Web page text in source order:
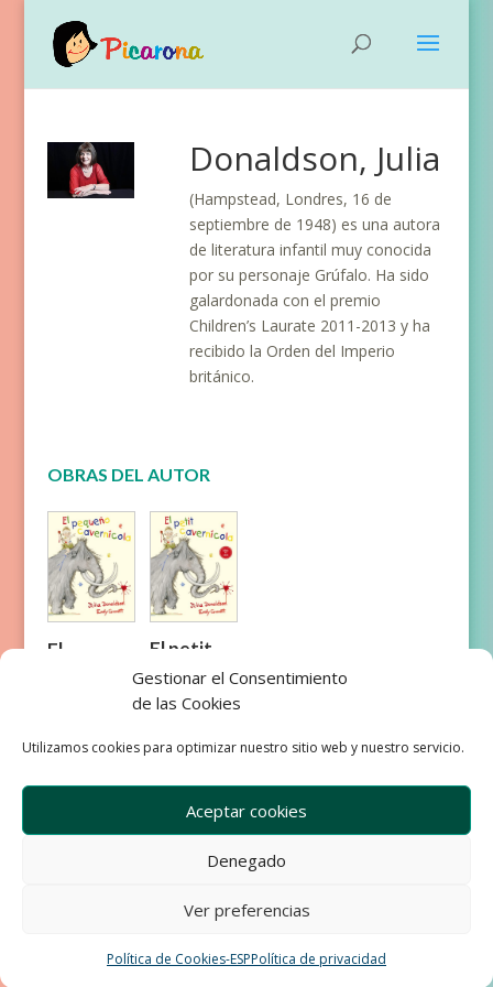
Gestionar el Consentimiento
de las Cookies
Utilizamos cookies para optimizar nuestro sitio web y nuestro servicio.
Aceptar cookies
Denegado
Ver preferencias
Política de Cookies-ESPPolítica de privacidad
Donaldson, Julia
(Hampstead, Londres, 16 de
septiembre de 1948) es una autora
de literatura infantil muy conocida
por su personaje Grúfalo. Ha sido
galardonada con el premio
Children’s Laurate 2011-2013 y ha
recibido la Orden del Imperio
británico.
OBRAS DEL AUTOR
El
El petit
caverníco
la
Aviso Legal
Condiciones de Venta
Development & Design by Ixole